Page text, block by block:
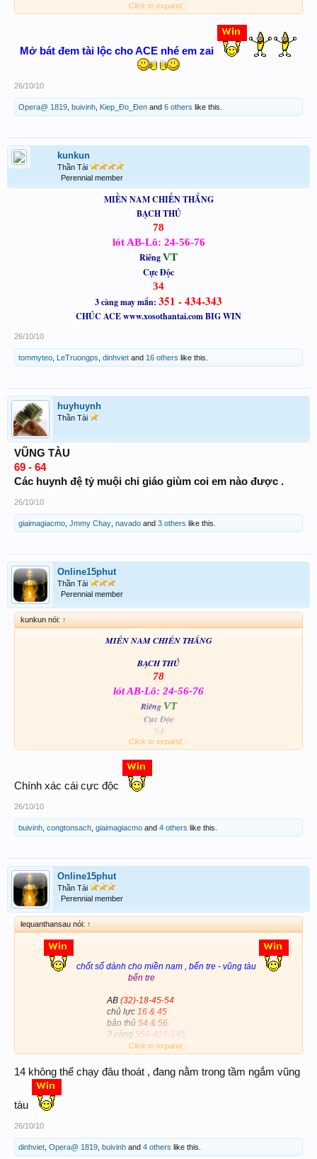
Thân chúc ace xstt làm ăn phát tài
Click to expand...
Mở bát đem tài lộc cho ACE nhé em zai
26/10/10
Opera@ 1819 buivinh Kiep_Đo_Đen and 6 others like this.
kunkun
Thần Tài
Perennial member
MIỀN NAM CHIẾN THẮNG
BẠCH THỦ
78
lót AB-Lô: 24-56-76
RiêngVT
Cực Độc
34
3 càng may mắn: 351 - 434-343
CHÚC ACE www.xosothantai.com BIG WIN
26/10/10
tommyteo LeTruongps dinhviet and 16 others like this.
huyhuynh
Thần Tài
VŨNG TÀU
69 - 64
Các huynh đệ tỷ muội chỉ giáo giùm coi em nào được .
26/10/10
giaimagiacmo Jmmy Chay navado and 3 others like this.
Online15phut
Thần Tài
Perennial member
kunkun nói: ↑
MIỀN NAM CHIẾN THẮNG
BẠCH THỦ
78
lót AB-Lô: 24-56-76
Riêng VT
Cực Độc
34
3 càng may mắn:351 - 434-343
CHÚC ACE www.xosothantai.com BIG WIN
Click to expand...
Chính xác cái cực độc
26/10/10
buivinh congtonsach giaimagiacmo and 4 others like this.
Online15phut
Thần Tài
Perennial member
lequanthansau nói: ↑
chốt số dành cho miền nam , bến tre - vũng tàu
bến tre
AB (32)-18-45-54
chủ lực 16 & 45
bảo thủ 54 & 56
3 càng 556-416-145
vũng tàu
AB (14)-45-59
39
chúc tất cả ace cùng chung vui với LQTS nhé
Click to expand...
14 không thể chạy đâu thoát , đang nằm trong tầm ngắm vũng
tàu
26/10/10
dinhviet Opera@ 1819 buivinh and 4 others like this.